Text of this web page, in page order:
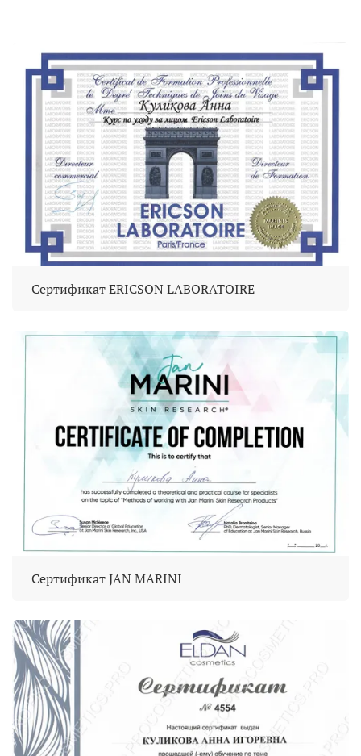
Сертификат ERICSON LABORATOIRE
Сертификат JAN MARINI